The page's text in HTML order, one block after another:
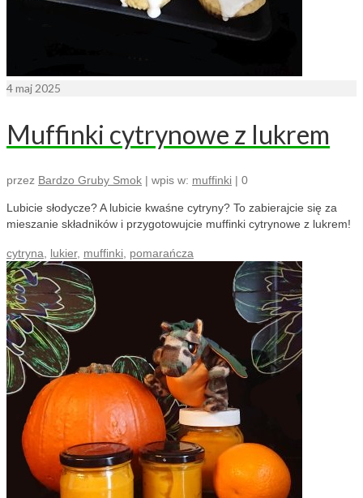
4maj 2025
Muffinki cytrynowe z lukrem
przez Bardzo Gruby Smok | wpis w: muffinki | 0
Lubicie słodycze? A lubicie kwaśne cytryny? To zabierajcie się za
mieszanie składników i przygotowujcie muffinki cytrynowe z lukrem!
cytryna lukier, muffinki pomarańcza